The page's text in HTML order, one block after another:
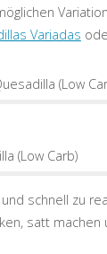
Variadas
schnell zu
satt machen